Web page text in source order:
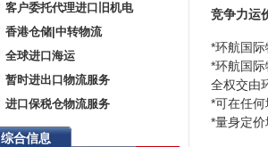
客户委托代理进口旧机电
香港仓储|中转物流
全球进口海运
暂时进出口物流服务
进口保税仓物流服务
综合信息
竞争力运
*环航国
*环航国
全权交由
*可在任何
*量身定价